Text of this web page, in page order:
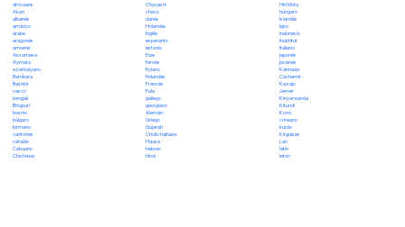
africaans
Akan
albanés
amárico
árabe
aragonés
armenio
Assamese
Aymara
azerbaiyano
Bambara
Bashkir
vasco
bengalí
Bhojpuri
bosnio
búlgaro
birmano
cantonés
catalán
Cebuano
Chichewa
Chuvashi
checo
danés
Holandés
Inglés
esperanto
estonio
Ewe
feroés
fiyiano
finlandés
Francés
Fula
gallego
georgiano
Alemán
Griego
Gujarati
Criollo haitiano
Hausa
hebreo
hindi
Hiri Motu
húngaro
islandés
Igbo
indonesio
Inuktitut
italiano
japonés
javanés
Kannada
Cachemir
Kazajo
Jemer
Kinyarwanda
Kirundi
Komi
coreano
kurdo
Kirguises
Lao
latín
letón